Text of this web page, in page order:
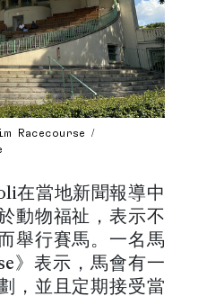
Racecourse /
在當地新聞報導中
動物福祉，表示不
舉行賽馬。一名馬
》表示，馬會有一
，並且定期接受當